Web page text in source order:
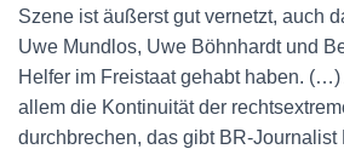
Szene ist äußerst gut vernetzt, auch
Uwe Mundlos, Uwe Böhnhardt und
Helfer im Freistaat gehabt haben.
allem die Kontinuität der
durchbrechen, das gibt BR-Journalist